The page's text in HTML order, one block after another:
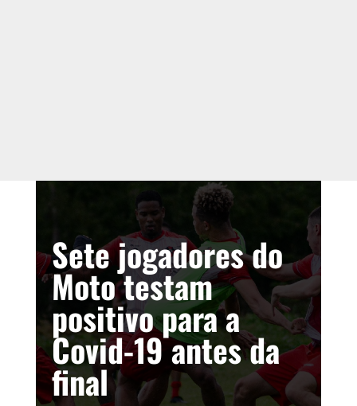
Sete jogadores do
Moto testam
positivo para a
Covid-19 antes da
final